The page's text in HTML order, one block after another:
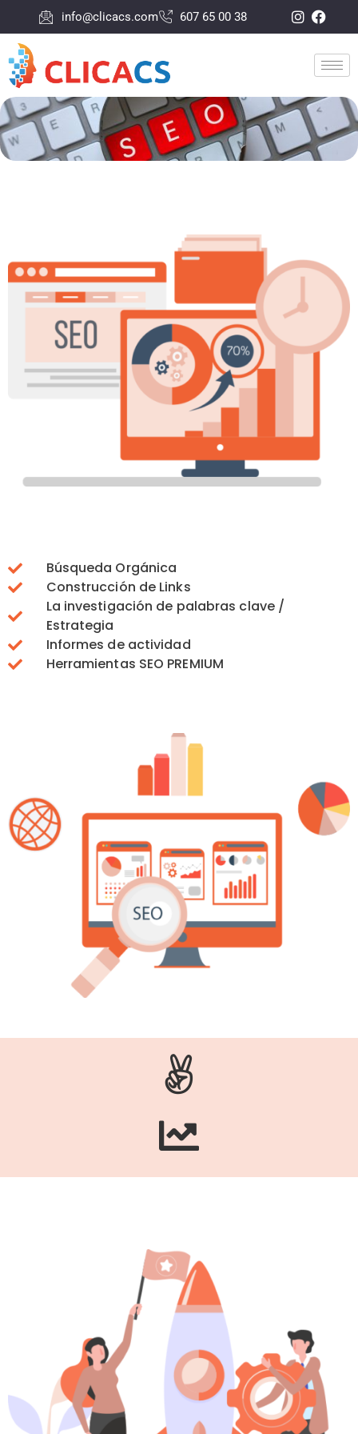
info@clicacs.com 607 65 00 38
Búsqueda Orgánica
Construcción de Links
La investigación de palabras clave /
Estrategia
Informes de actividad
Herramientas SEO PREMIUM